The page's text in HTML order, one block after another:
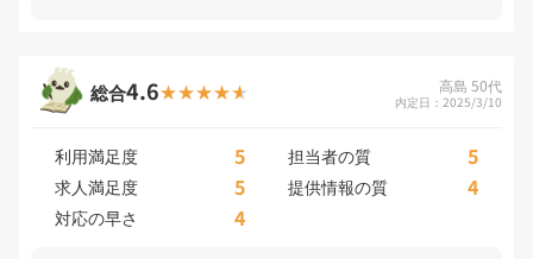
総合4.6 高島 50代
内定日：2025/3/10
利用満足度 5 担当者の質 5
求人満足度 5 提供情報の質 4
対応の早さ 4